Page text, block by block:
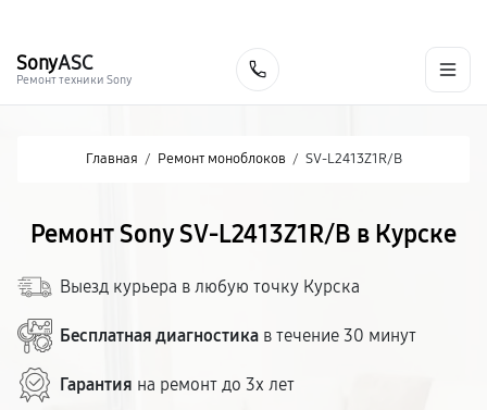
SonyASC
Ремонт техники Sony
Главная / Ремонт моноблоков / SV-L2413Z1R/B
Ремонт Sony SV-L2413Z1R/B в Курске
Выезд курьера в любую точку Курска
Бесплатная диагностика в течение 30 минут
Гарантия на ремонт до 3х лет